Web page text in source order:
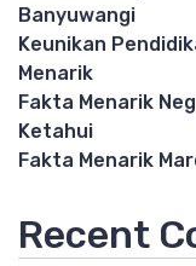
Banyuwangi
Keunikan
Menarik
Fakta Menarik
Ketahui
Fakta Menarik
Recent